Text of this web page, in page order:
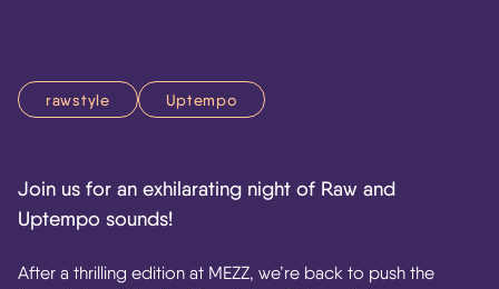
rawstyle Uptempo
Join us for an exhilarating night of Raw and
Uptempo sounds!
After a thrilling edition at MEZZ, we’re back to push the